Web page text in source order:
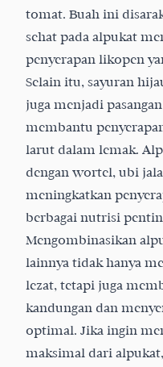
tomat. Buah ini
sehat pada alpukat
penyerapan likopen
Selain itu, sayuran
juga menjadi
membantu
larut dalam lemak.
dengan wortel, ubi
meningkatkan
berbagai nutrisi
Mengombinasikan
lainnya tidak hanya
lezat, tetapi juga
kandungan dan
optimal. Jika ingin
maksimal dari